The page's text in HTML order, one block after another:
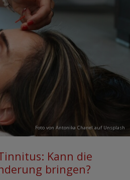
Foto von Antonika Chanelauf Unsplash
Kann die
bringen?